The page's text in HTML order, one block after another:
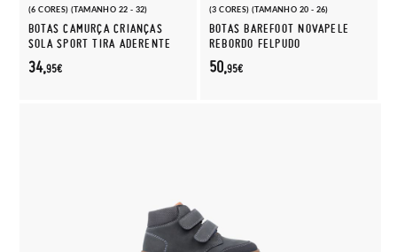
(6 CORES) (TAMANHO 22 - 32)
BOTAS CAMURÇA CRIANÇAS
SOLA SPORT TIRA ADERENTE
34,95€
(3 CORES) (TAMANHO 20 - 26)
BOTAS BAREFOOT NOVAPELE
REBORDO FELPUDO
50,95€